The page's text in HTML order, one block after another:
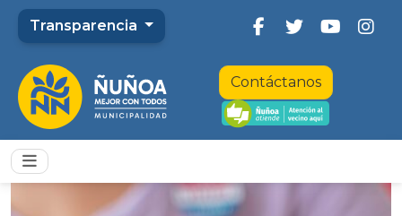
Transparencia
Contáctanos